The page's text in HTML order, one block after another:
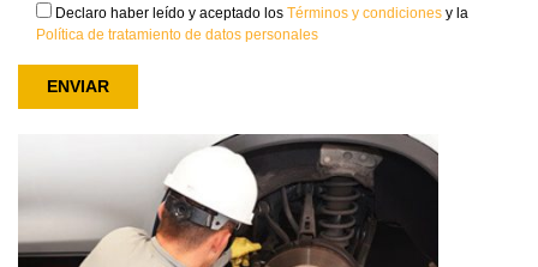
Declaro haber leído y aceptado los Términos y condiciones y la
Política de tratamiento de datos personales
ENVIAR